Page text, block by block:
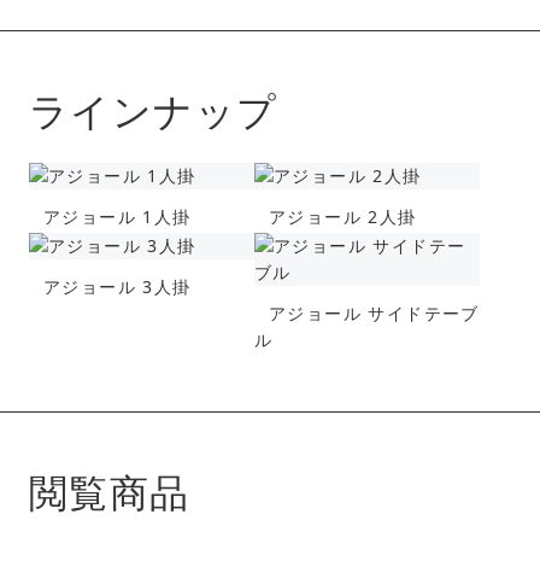
ラインナップ
アジョール 1人掛 アジョール 2人掛
アジョール 3人掛
アジョール サイドテーブ
ル
閲覧商品